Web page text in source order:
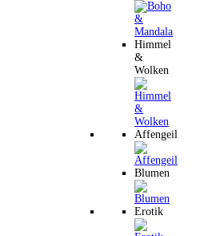
Himmel
&
Wolken
Affengeil
Blumen
Erotik